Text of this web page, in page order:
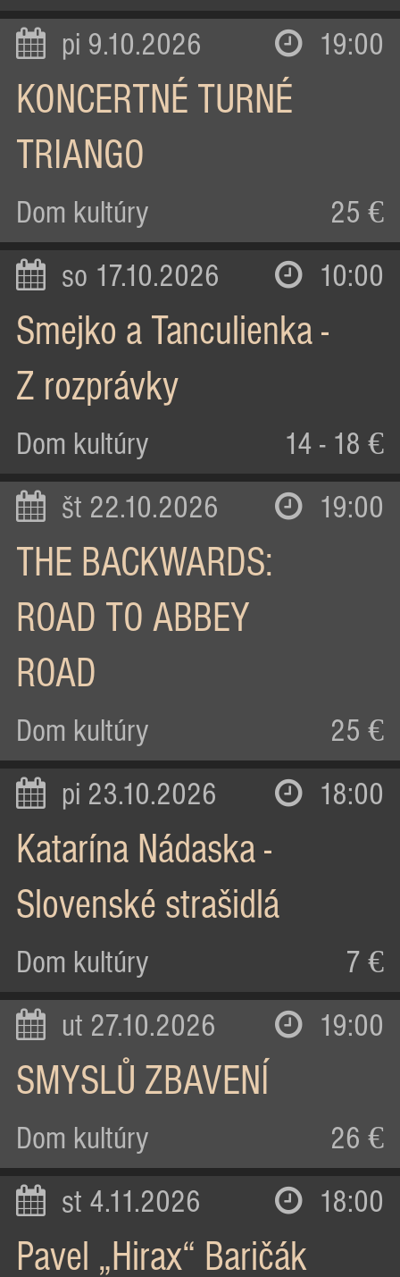
pi 9.10.2026 19:00
KONCERTNÉ TURNÉ
TRIANGO
Dom kultúry 25 €
so 17.10.2026 10:00
Smejko a Tanculienka -
Z rozprávky
Dom kultúry 14 - 18 €
št 22.10.2026 19:00
THE BACKWARDS:
ROAD TO ABBEY
ROAD
Dom kultúry 25 €
pi 23.10.2026 18:00
Katarína Nádaska -
Slovenské strašidlá
Dom kultúry 7 €
ut 27.10.2026 19:00
SMYSLŮ ZBAVENÍ
Dom kultúry 26 €
st 4.11.2026 18:00
Pavel „Hirax“ Baričák